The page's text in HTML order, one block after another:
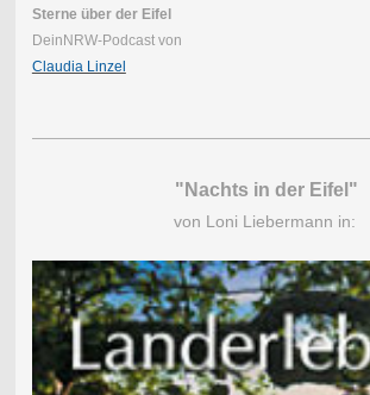
Sterne über der Eifel
DeinNRW-Podcast von
Claudia Linzel
"Nachts in der Eifel"
von Loni Liebermann in: